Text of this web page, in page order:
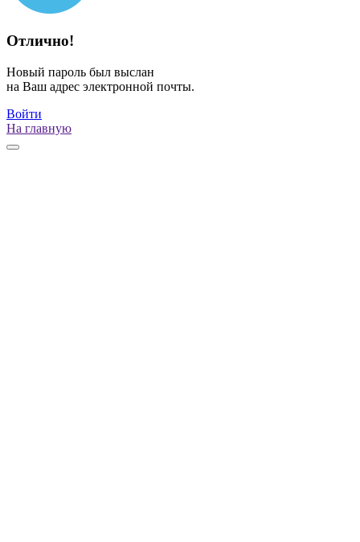
Отлично!
Новый пароль был выслан
на Ваш адрес электронной почты.
Войти
На главную